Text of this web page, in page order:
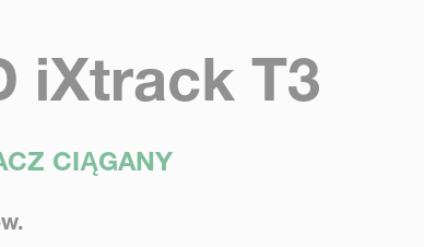
iXtrack T3
CIĄGANY